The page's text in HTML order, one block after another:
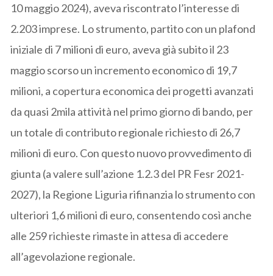
10 maggio 2024), aveva riscontrato l’interesse di
2.203 imprese. Lo strumento, partito con un plafond
iniziale di 7 milioni di euro, aveva già subito il 23
maggio scorso un incremento economico di 19,7
milioni, a copertura economica dei progetti avanzati
da quasi 2mila attività nel primo giorno di bando, per
un totale di contributo regionale richiesto di 26,7
milioni di euro. Con questo nuovo provvedimento di
giunta (a valere sull’azione 1.2.3 del PR Fesr 2021-
2027), la Regione Liguria rifinanzia lo strumento con
ulteriori 1,6 milioni di euro, consentendo così anche
alle 259 richieste rimaste in attesa di accedere
all’agevolazione regionale.